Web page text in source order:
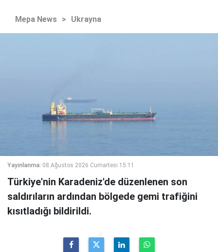
Mepa News > Ukrayna
Yayınlanma: 08 Ağustos 2026 Cumartesi 15:11
Türkiye'nin Karadeniz'de düzenlenen son
saldırıların ardından bölgede gemi trafiğini
kısıtladığı bildirildi.